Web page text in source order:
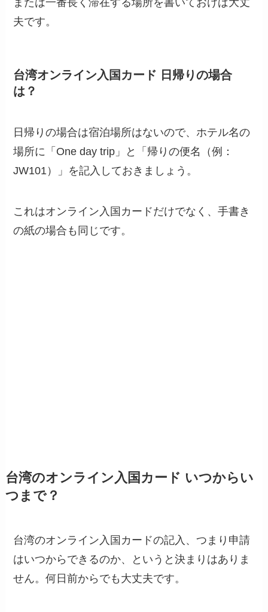
または一番長く滞在する場所を書いておけば大丈
夫です。
台湾オンライン入国カード 日帰りの場合
は？
日帰りの場合は宿泊場所はないので、ホテル名の
場所に「One day trip」と「帰りの便名（例：
JW101）」を記入しておきましょう。
これはオンライン入国カードだけでなく、手書き
の紙の場合も同じです。
台湾のオンライン入国カード いつからい
つまで？
台湾のオンライン入国カードの記入、つまり申請
はいつからできるのか、というと決まりはありま
せん。何日前からでも大丈夫です。